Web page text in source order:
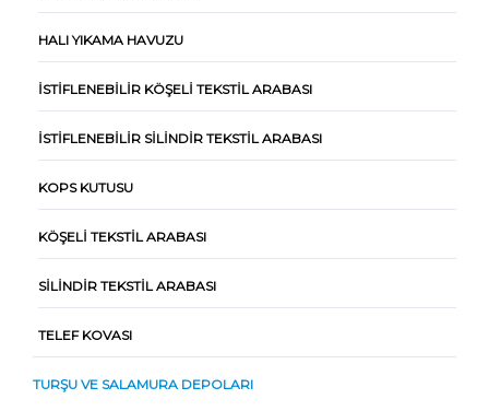
HALI YIKAMA HAVUZU
İSTIFLENEBILIR KÖŞELI TEKSTIL ARABASI
İSTIFLENEBILIR SILINDIR TEKSTIL ARABASI
KOPS KUTUSU
KÖŞELI TEKSTIL ARABASI
SILINDIR TEKSTIL ARABASI
TELEF KOVASI
TURŞU VE SALAMURA DEPOLARI